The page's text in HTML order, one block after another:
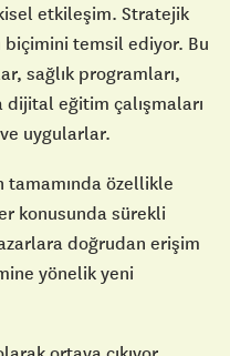
etkileşim. Stratejik
temsil ediyor. Bu
sağlık programları,
eğitim çalışmaları
uygularlar.
tamamında özellikle
konusunda sürekli
doğrudan erişim
yönelik yeni